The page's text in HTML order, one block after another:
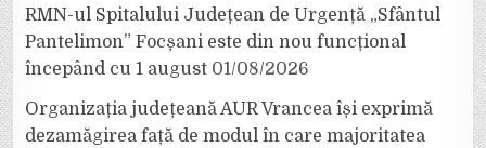
RMN-ul Spitalului Județean de Urgență „Sfântul
Pantelimon” Focșani este din nou funcțional
începând cu 1 august 01/08/2026
Organizația județeană AUR Vrancea își exprimă
dezamăgirea față de modul în care majoritatea